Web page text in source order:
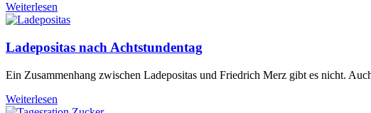
Weiterlesen
Ladepositas nach Achtstundentag
Ein Zusammenhang zwischen Ladepositas und Friedrich Merz gibt es nicht.
Weiterlesen